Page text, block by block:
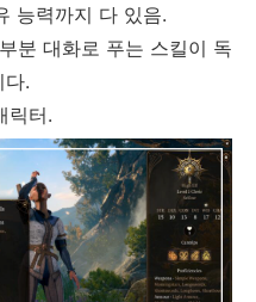
능력까지 다 있음.
분 대화로 푸는 스킬이 독
다.
릭터.